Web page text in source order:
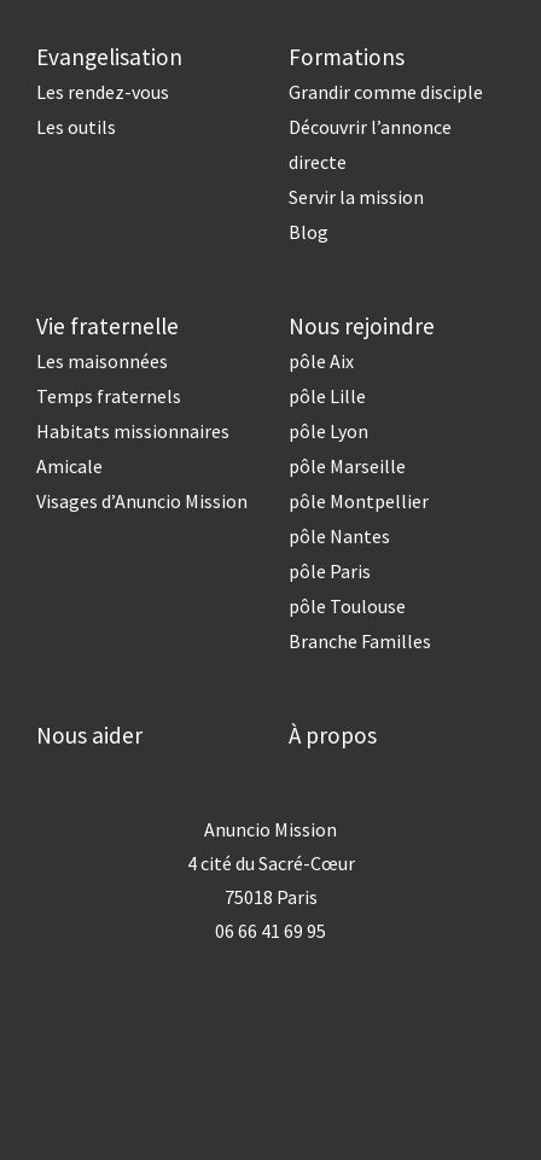
Evangelisation
Les rendez-vous
Les outils
Formations
Grandir comme disciple
Découvrir l’annonce
directe
Servir la mission
Blog
Vie fraternelle
Les maisonnées
Temps fraternels
Habitats missionnaires
Amicale
Visages d’Anuncio Mission
Nous rejoindre
pôle Aix
pôle Lille
pôle Lyon
pôle Marseille
pôle Montpellier
pôle Nantes
pôle Paris
pôle Toulouse
Branche Familles
Nous aider À propos
Anuncio Mission
4 cité du Sacré-Cœur
75018 Paris
06 66 41 69 95